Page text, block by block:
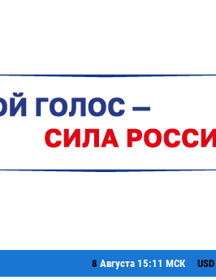
8 Августа 15:11 МСК USD